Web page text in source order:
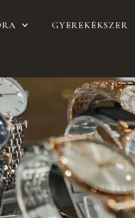
GYEREKÉKSZER